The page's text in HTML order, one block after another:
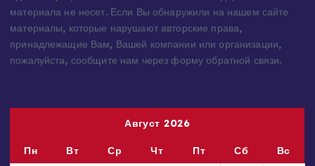
Права на материалы принадлежат их владельцам.
Администрация сайта ответственности за содержание
материала не несет. Если Вы обнаружили на нашем сайте
материалы, которые нарушают авторские права,
Август 2026